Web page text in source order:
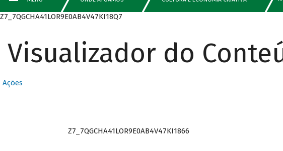
Z7_7QGCHA41LOR9E0AB4V47KI18Q7
Visualizador do
Ações
Z7_7QGCHA41LOR9E0AB4V47KI1866